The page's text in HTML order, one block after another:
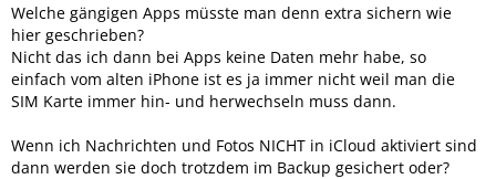
Welche gängigen Apps müsste man denn extra sichern wie
hier geschrieben?
Nicht das ich dann bei Apps keine Daten mehr habe, so
einfach vom alten iPhone ist es ja immer nicht weil man die
SIM Karte immer hin- und herwechseln muss dann.
Wenn ich Nachrichten und Fotos NICHT in iCloud aktiviert sind
dann werden sie doch trotzdem im Backup gesichert oder?